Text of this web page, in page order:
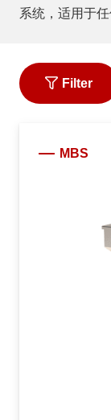
系统，适用于任
Filter
MBS